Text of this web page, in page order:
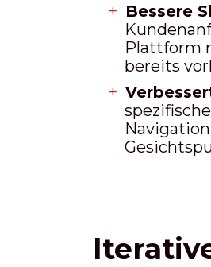
Bessere
Plattform
bereits